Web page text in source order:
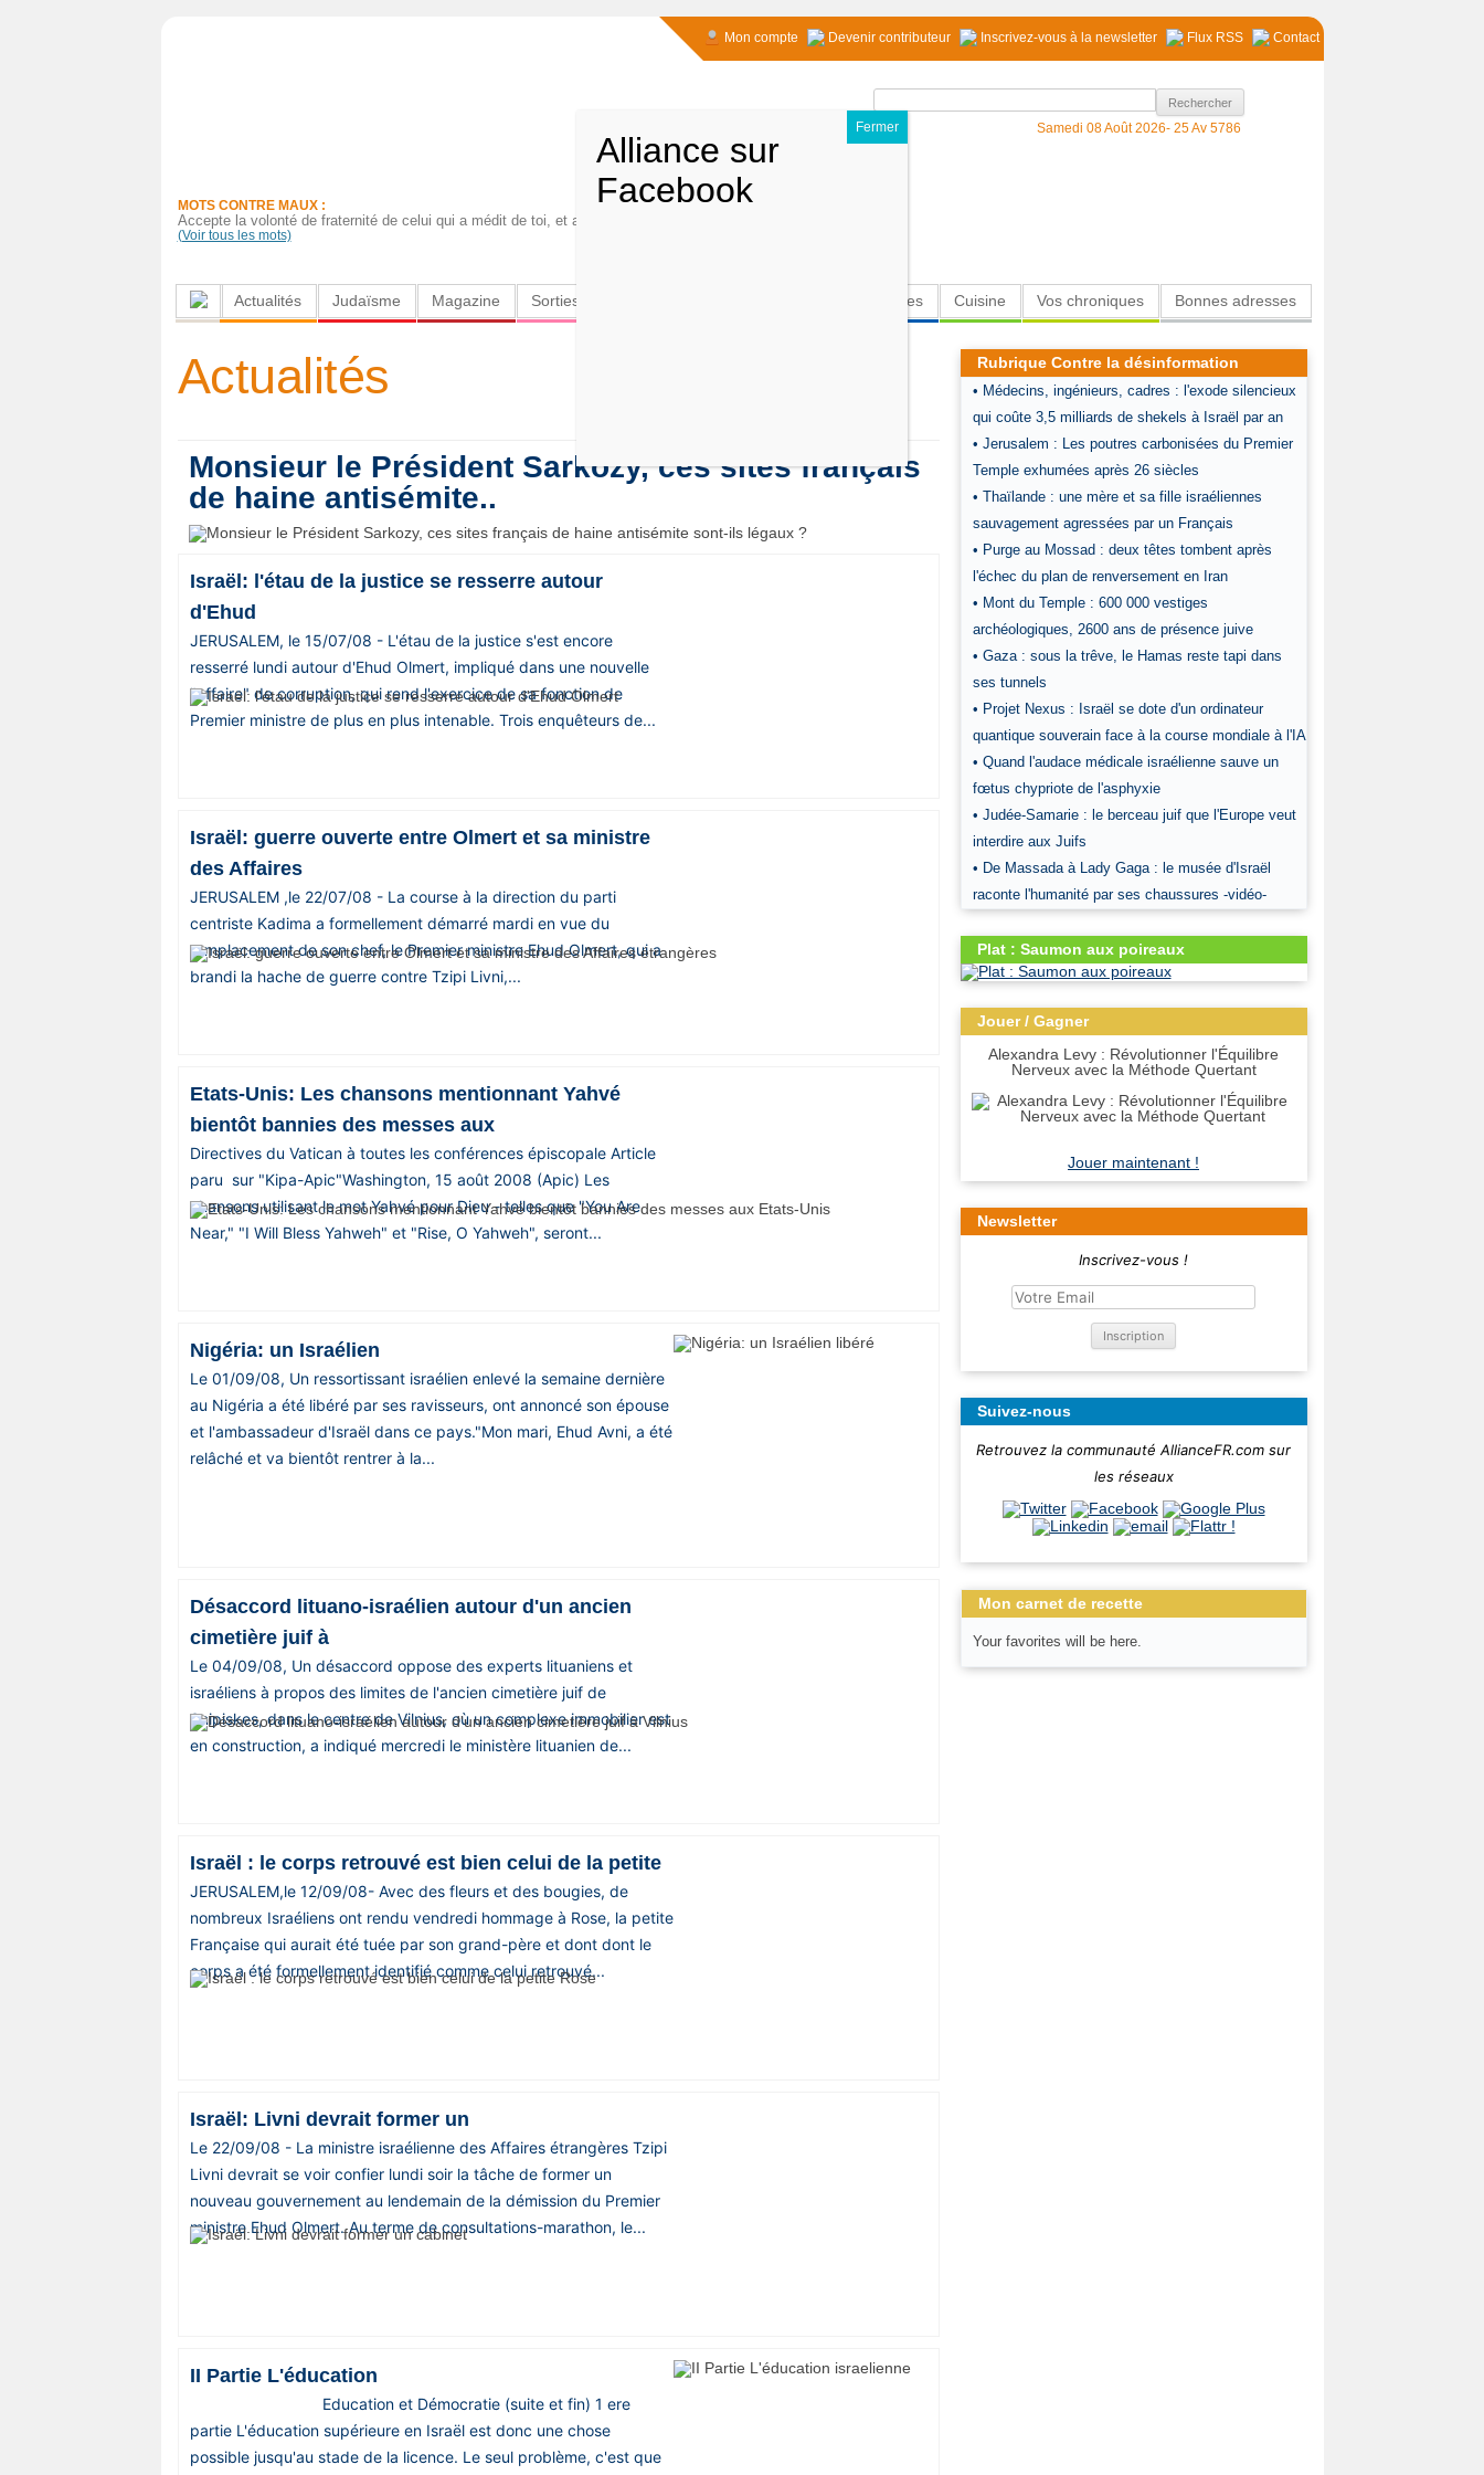
Mon compte Devenir contributeur Inscrivez-vous à la newsletter Flux RSS Contact
MOTS CONTRE MAUX :
Accepte la volonté de fraternité de celui qui a médit de toi, et aime-le vraiment
(Voir tous les mots)
Rechercher :
Samedi 08 Août 2026- 25 Av 5786
Actualités Judaïsme Magazine Sorties Insolites Cuisine Vos chroniques Bonnes adresses
Actualités
Monsieur le Président Sarkozy, ces sites français
de haine antisémite..
Israël: l'étau de la justice se resserre autour
d'Ehud
JERUSALEM, le 15/07/08 - L'étau de la justice s'est encore
resserré lundi autour d'Ehud Olmert, impliqué dans une nouvelle
"affaire" de corruption, qui rend l'exercice de sa fonction de
Premier ministre de plus en plus intenable. Trois enquêteurs de...
Israël: guerre ouverte entre Olmert et sa ministre
des Affaires
JERUSALEM ,le 22/07/08 - La course à la direction du parti
centriste Kadima a formellement démarré mardi en vue du
remplacement de son chef, le Premier ministre Ehud Olmert, qui a
brandi la hache de guerre contre Tzipi Livni,...
Etats-Unis: Les chansons mentionnant Yahvé
bientôt bannies des messes aux
Directives du Vatican à toutes les conférences épiscopale Article
paru sur "Kipa-Apic"Washington, 15 août 2008 (Apic) Les
chansons utilisant le mot Yahvé pour Dieu - telles que "You Are
Near," "I Will Bless Yahweh" et "Rise, O Yahweh", seront...
Nigéria: un Israélien
Le 01/09/08, Un ressortissant israélien enlevé la semaine dernière
au Nigéria a été libéré par ses ravisseurs, ont annoncé son épouse
et l'ambassadeur d'Israël dans ce pays."Mon mari, Ehud Avni, a été
relâché et va bientôt rentrer à la...
Désaccord lituano-israélien autour d'un ancien
cimetière juif à
Le 04/09/08, Un désaccord oppose des experts lituaniens et
israéliens à propos des limites de l'ancien cimetière juif de
Snipiskes, dans le centre de Vilnius, où un complexe immobilier est
en construction, a indiqué mercredi le ministère lituanien de...
Israël : le corps retrouvé est bien celui de la petite
JERUSALEM,le 12/09/08- Avec des fleurs et des bougies, de
nombreux Israéliens ont rendu vendredi hommage à Rose, la petite
Française qui aurait été tuée par son grand-père et dont dont le
corps a été formellement identifié comme celui retrouvé...
Israël: Livni devrait former un
Le 22/09/08 - La ministre israélienne des Affaires étrangères Tzipi
Livni devrait se voir confier lundi soir la tâche de former un
nouveau gouvernement au lendemain de la démission du Premier
ministre Ehud Olmert. Au terme de consultations-marathon, le...
II Partie L'éducation
Education et Démocratie (suite et fin) 1 ere
partie L'éducation supérieure en Israël est donc une chose
possible jusqu'au stade de la licence. Le seul problème, c'est que
Rubrique Contre la désinformation
• Médecins, ingénieurs, cadres : l'exode silencieux
qui coûte 3,5 milliards de shekels à Israël par an
• Jerusalem : Les poutres carbonisées du Premier
Temple exhumées après 26 siècles
• Thaïlande : une mère et sa fille israéliennes
sauvagement agressées par un Français
• Purge au Mossad : deux têtes tombent après
l'échec du plan de renversement en Iran
• Mont du Temple : 600 000 vestiges
archéologiques, 2600 ans de présence juive
• Gaza : sous la trêve, le Hamas reste tapi dans
ses tunnels
• Projet Nexus : Israël se dote d'un ordinateur
quantique souverain face à la course mondiale à l'IA
• Quand l'audace médicale israélienne sauve un
fœtus chypriote de l'asphyxie
• Judée-Samarie : le berceau juif que l'Europe veut
interdire aux Juifs
• De Massada à Lady Gaga : le musée d'Israël
raconte l'humanité par ses chaussures -vidéo-
Plat : Saumon aux poireaux
Jouer / Gagner
Alexandra Levy : Révolutionner l'Équilibre
Nerveux avec la Méthode Quertant
Jouer maintenant !
Newsletter
Inscrivez-vous !
Suivez-nous
Retrouvez la communauté AllianceFR.com sur
les réseaux
Mon carnet de recette
Your favorites will be here.